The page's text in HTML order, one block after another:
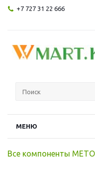
+7 727 31 22 666
МЕНЮ
Все компоненты